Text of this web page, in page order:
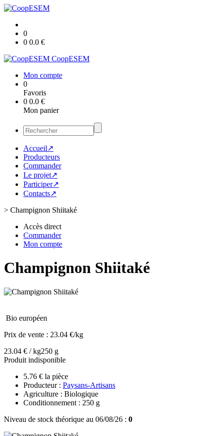
0
0 0.0 €
CoopESEM
Mon compte
0
Favoris
0 0.0 €
Mon panier
Accueil↗
Producteurs
Commander
Le projet↗
Participer↗
Contacts↗
> Champignon Shiitaké
Accès direct
Commander
Mon compte
Champignon Shiitaké
Bio européen
Prix de vente : 23.04 €/kg
23.04 € / kg250 g
Produit indisponible
5.76 € la pièce
Producteur : Paysans-Artisans
Agriculture : Biologique
Conditionnement : 250 g
Niveau de stock théorique au 06/08/26 : 0